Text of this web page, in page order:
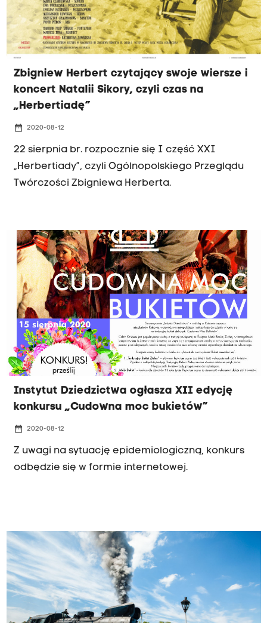
Zbigniew Herbert czytający swoje wiersze i
koncert Natalii Sikory, czyli czas na
„Herbertiadę”
date_range 2020-08-12
22 sierpnia br. rozpocznie się I część XXI
„Herbertiady”, czyli Ogólnopolskiego Przeglądu
Twórczości Zbigniewa Herberta.
Instytut Dziedzictwa ogłasza XII edycję
konkursu „Cudowna moc bukietów”
date_range 2020-08-12
Z uwagi na sytuację epidemiologiczną, konkurs
odbędzie się w formie internetowej.